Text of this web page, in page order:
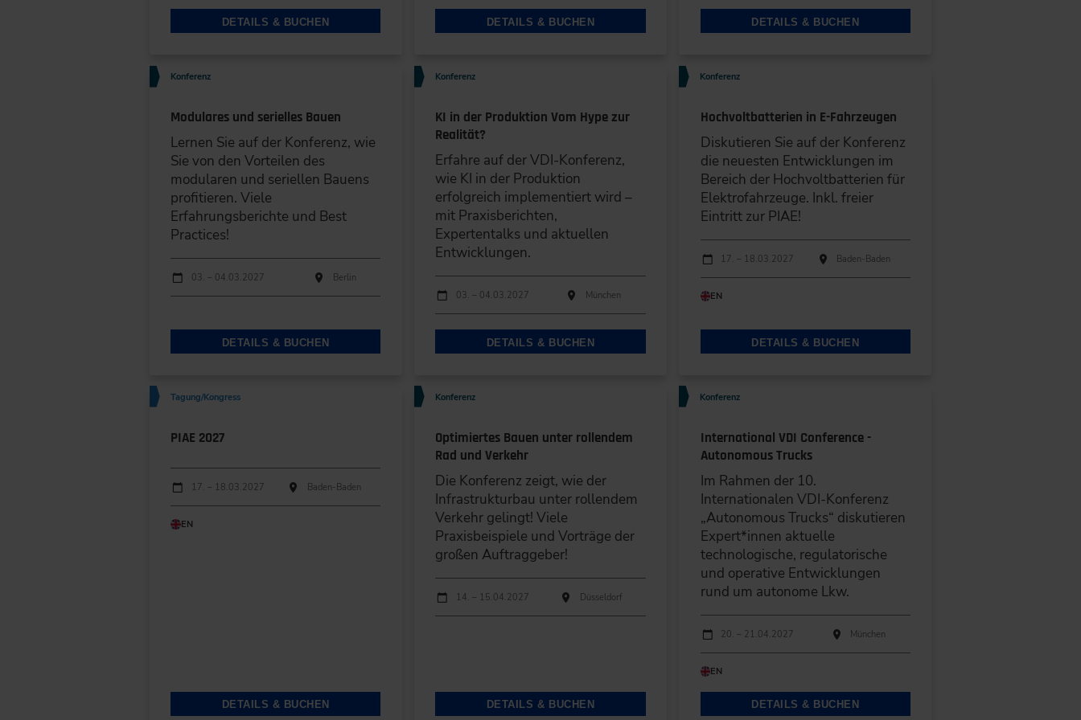
DETAILS & BUCHEN DETAILS & BUCHEN DETAILS & BUCHEN
Konferenz
Modulares und serielles Bauen
Lernen Sie auf der Konferenz, wie
Sie von den Vorteilen des
modularen und seriellen Bauens
profitieren. Viele
Erfahrungsberichte und Best
Practices!
Durchführungen
Veranstaltungsdatum Veranstaltungsort
03. – 04.03.2027 Berlin
DETAILS & BUCHEN
Konferenz
KI in der Produktion Vom Hype zur
Realität?
Erfahre auf der VDI-Konferenz,
wie KI in der Produktion
erfolgreich implementiert wird –
mit Praxisberichten,
Expertentalks und aktuellen
Entwicklungen.
Durchführungen
Veranstaltungsdatum Veranstaltungsort
03. – 04.03.2027 München
DETAILS & BUCHEN
Konferenz
Hochvoltbatterien in E-Fahrzeugen
Diskutieren Sie auf der Konferenz
die neuesten Entwicklungen im
Bereich der Hochvoltbatterien für
Elektrofahrzeuge. Inkl. freier
Eintritt zur PIAE!
Durchführungen
Veranstaltungsdatum Veranstaltungsort
17. – 18.03.2027 Baden-Baden
EN
DETAILS & BUCHEN
Tagung/Kongress
PIAE 2027
Durchführungen
Veranstaltungsdatum Veranstaltungsort
17. – 18.03.2027 Baden-Baden
EN
DETAILS & BUCHEN
Konferenz
Optimiertes Bauen unter rollendem
Rad und Verkehr
Die Konferenz zeigt, wie der
Infrastrukturbau unter rollendem
Verkehr gelingt! Viele
Praxisbeispiele und Vorträge der
großen Auftraggeber!
Durchführungen
Veranstaltungsdatum Veranstaltungsort
14. – 15.04.2027 Düsseldorf
DETAILS & BUCHEN
Konferenz
International VDI Conference -
Autonomous Trucks
Im Rahmen der 10.
Internationalen VDI-Konferenz
„Autonomous Trucks“ diskutieren
Expert*innen aktuelle
technologische, regulatorische
und operative Entwicklungen
rund um autonome Lkw.
Durchführungen
Veranstaltungsdatum Veranstaltungsort
20. – 21.04.2027 München
EN
DETAILS & BUCHEN